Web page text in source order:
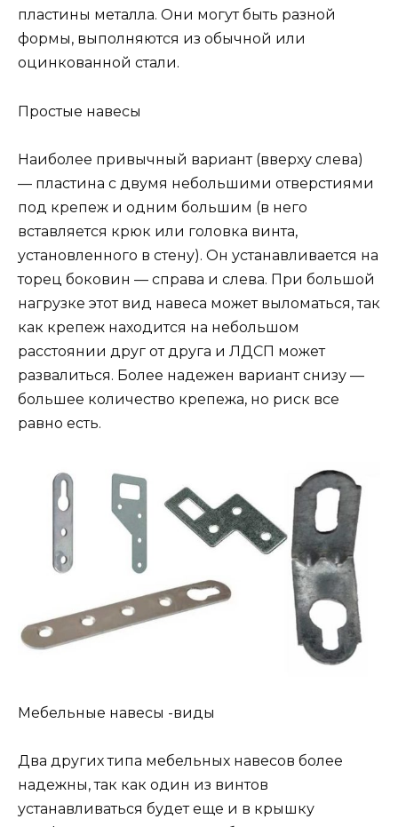
пластины металла. Они могут быть разной
формы, выполняются из обычной или
оцинкованной стали.
Простые навесы
Наиболее привычный вариант (вверху слева)
— пластина с двумя небольшими отверстиями
под крепеж и одним большим (в него
вставляется крюк или головка винта,
установленного в стену). Он устанавливается на
торец боковин — справа и слева. При большой
нагрузке этот вид навеса может выломаться, так
как крепеж находится на небольшом
расстоянии друг от друга и ЛДСП может
развалиться. Более надежен вариант снизу —
большее количество крепежа, но риск все
равно есть.
Мебельные навесы -виды
Два других типа мебельных навесов более
надежны, так как один из винтов
устанавливаться будет еще и в крышку